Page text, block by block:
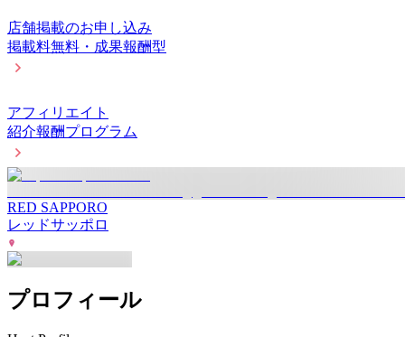
店舗掲載のお申し込み
掲載料無料・成果報酬型
アフィリエイト
紹介報酬プログラム
RED SAPPORO
レッドサッポロ
プロフィール